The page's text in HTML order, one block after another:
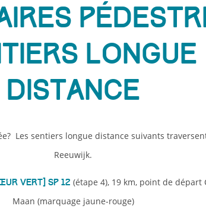
longue
distance
Les sentiers longue distance suivants
Reeuwijk.
Vert] SP 12 (étape 4), 19 km, point de départ
Maan (marquage jaune-rouge)